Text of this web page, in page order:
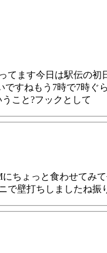
ます今日は駅伝の初
すねもう7時で7時ぐ
こと?フックとして
ちょっと食わせてみ
壁打ちしましたね振